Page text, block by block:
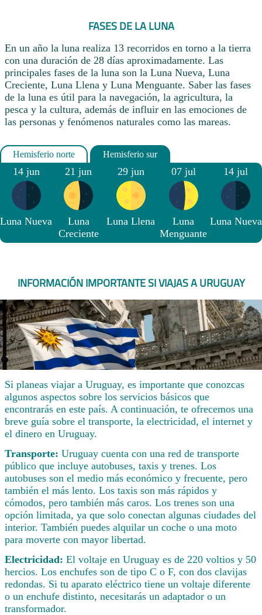
FASES DE LA LUNA
En un año la luna realiza 13 recorridos en torno a la tierra
con una duración de 28 días aproximadamente. Las
principales fases de la luna son la Luna Nueva, Luna
Creciente, Luna Llena y Luna Menguante. Saber las fases
de la luna es útil para la navegación, la agricultura, la
pesca y la cultura, además de influir en las emociones de
las personas y fenómenos naturales como las mareas.
14 jun
Luna Nueva
21 jun
Luna
Creciente
29 jun
Luna Llena
07 jul
Luna
Menguante
14 jul
Luna Nueva
INFORMACIÓN IMPORTANTE SI VIAJAS A URUGUAY
Si planeas viajar a Uruguay, es importante que conozcas
algunos aspectos sobre los servicios básicos que
encontrarás en este país. A continuación, te ofrecemos una
breve guía sobre el transporte, la electricidad, el internet y
el dinero en Uruguay.
Transporte: Uruguay cuenta con una red de transporte
público que incluye autobuses, taxis y trenes. Los
autobuses son el medio más económico y frecuente, pero
también el más lento. Los taxis son más rápidos y
cómodos, pero también más caros. Los trenes son una
opción limitada, ya que solo conectan algunas ciudades del
interior. También puedes alquilar un coche o una moto
para moverte con mayor libertad.
Electricidad: El voltaje en Uruguay es de 220 voltios y 50
hercios. Los enchufes son de tipo C o F, con dos clavijas
redondas. Si tu aparato eléctrico tiene un voltaje diferente
o un enchufe distinto, necesitarás un adaptador o un
transformador.